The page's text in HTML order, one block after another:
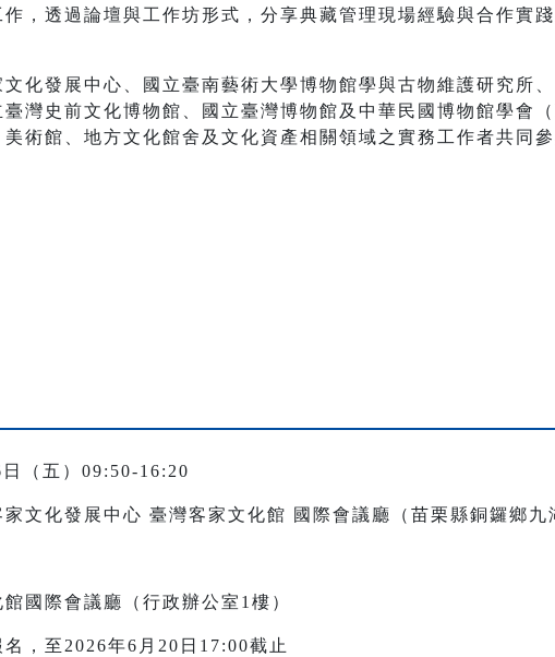
，透過論壇與工作坊形式，分享典藏管理現場經驗與合作實
化發展中心、國立臺南藝術大學博物館學與古物維護研究所
灣史前文化博物館、國立臺灣博物館及中華民國博物館學會
術館、地方文化館舍及文化資產相關領域之實務工作者共同參
（五）09:50-16:20
文化發展中心 臺灣客家文化館 國際會議廳（苗栗縣銅鑼鄉九
國際會議廳（行政辦公室1樓）
，至2026年6月20日17:00截止